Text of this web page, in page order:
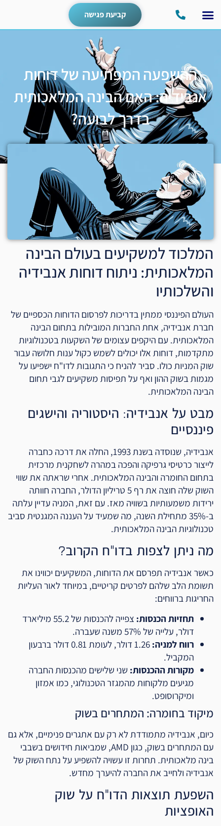
קביעת פגישה
ההשפעה המפתיעה של דוחות
אנבידיה: האם הבינה המלאכותית
בדרך לבועה?
המלכוד למשקיעים בעולם הבינה
המלאכותית: ניתוח דוחות אנבידיה
והשלכותיו
העולם הפיננסי ממתין בדריכות לפרסום הדוחות הכספיים של
חברת אנבידיה, אחת החברות המובילות בתחום הבינה
המלאכותית. עם היקפים עצומים של השקעות בטכנולוגיות
מתקדמות, דוחות אלו יכולים לשמש כקול ענות חלושה עבור
שוק המניות כולו. סביר להניח כי התגובות לדו"ח ישפיעו על
מגמות בשוק ההון ואף על תפיסות משקיעים לגבי תחום
הבינה המלאכותית.
מבט על אנבידיה: היסטוריה והישגים
פיננסיים
אנבידיה, שנוסדה בשנת 1993, החלה את דרכה כחברה
לייצור כרטיסי גרפיקה והפכה במהרה לשחקנית מרכזית
בתחום החומרה והבינה המלאכותית. אחרי שראתה את שווי
השוק שלה חוצה את רף 5 טריליון הדולר, החברה חוותה
ירידות משמעותיות בשוויה מאז. עם זאת, המניה עדיין עלתה
ב-35% מתחילת השנה, מה שמעיד על העננה המגנטית סביב
טכנולוגיות הבינה המלאכותית.
מה ניתן לצפות בדו"ח הקרוב?
כאשר אנבידיה תפרסם את הדוחות, המשקיעים יכווינו את
תשומת הלב שלהם לפרטים קריטיים, במיוחד לאור העליות
החריגות ברווחים:
תחזיות הכנסות:
צפייה להכנסות של 55.2 מיליארד
דולר, עלייה של 57% משנה שעברה.
רווח למניה:
1.26 דולר, לעומת 0.81 דולר ברבעון
המקביל.
מקורות ההכנסות: שני שלישים מהכנסות החברה
מגיעים מלקוחות מהמגזר הטכנולוגי, כמו אמזון
ומיקרוסופט.
מיקוד בחומרה: המתחרים בשוק
כיום, אנבידיה מתמודדת לא רק עם אתגרים פנימיים, אלא גם
עם המתחרים בשוק, כגון AMD, שמביאות חידושים בשבבי
בינה מלאכותית. תחרות זו עשויה להשפיע על נתח השוק של
אנבידיה ולחייב את החברה להיערך מחדש.
השפעת תוצאות הדו"ח על שוק
האופציות